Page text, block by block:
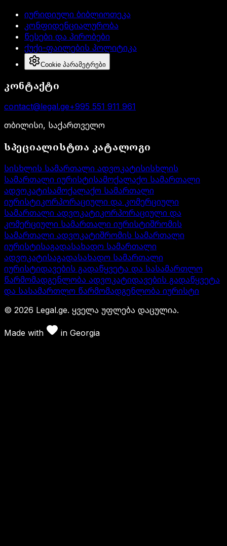
იურიდიული ბიბლიოთეკა
კონფიდენციალურობა
წესები და პირობები
ქუქი-ფაილების პოლიტიკა
Cookie პარამეტრები
კონტაქტი
contact@legal.ge+995 551 911 961
თბილისი, საქართველო
სპეციალისტთა კატალოგი
სისხლის სამართალი ადვოკატისისხლის
სამართალი იურისტისამოქალაქო სამართალი
ადვოკატისამოქალაქო სამართალი
იურისტიკორპორაციული და კომერციული
სამართალი ადვოკატიკორპორაციული და
კომერციული სამართალი იურისტიშრომის
სამართალი ადვოკატიშრომის სამართალი
იურისტისაგადასახადო სამართალი
ადვოკატისაგადასახადო სამართალი
იურისტიდავების გადაწყვეტა და სასამართლო
წარმომადგენლობა ადვოკატიდავების გადაწყვეტა
და სასამართლო წარმომადგენლობა იურისტი
© 2026 Legal.ge. ყველა უფლება დაცულია.
Made with in Georgia